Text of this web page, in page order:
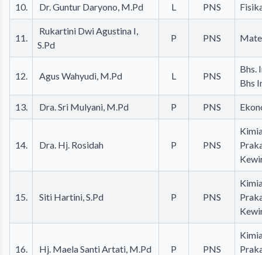
10. Dr. Guntur Daryono, M.Pd L PNS
11.
Rukartini Dwi Agustina I,
S.Pd
P PNS
12. Agus Wahyudi, M.Pd L PNS
Bhs.
Bhs
13. Dra. Sri Mulyani, M.Pd P PNS
14. Dra. Hj. Rosidah P PNS
15. Siti Hartini, S.Pd P PNS
16. Hj. Maela Santi Artati, M.Pd P PNS